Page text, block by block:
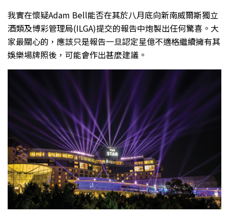
我實在懷疑Adam Bell能否在其於八月底向新南威爾斯獨立
酒類及博彩管理局(ILGA)提交的報告中炮製出任何驚喜。大
家最關心的，應該只是報告一旦認定星億不適格繼續擁有其
娛樂場牌照後，可能會作出甚麼建議。